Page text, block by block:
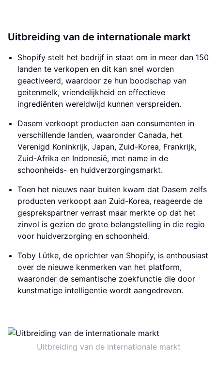
Uitbreiding van de internationale markt
Shopify stelt het bedrijf in staat om in meer dan 150
landen te verkopen en dit kan snel worden
geactiveerd, waardoor ze hun boodschap van
geitenmelk, vriendelijkheid en effectieve
ingrediënten wereldwijd kunnen verspreiden.
Dasem verkoopt producten aan consumenten in
verschillende landen, waaronder Canada, het
Verenigd Koninkrijk, Japan, Zuid-Korea, Frankrijk,
Zuid-Afrika en Indonesië, met name in de
schoonheids- en huidverzorgingsmarkt.
Toen het nieuws naar buiten kwam dat Dasem zelfs
producten verkoopt aan Zuid-Korea, reageerde de
gesprekspartner verrast maar merkte op dat het
zinvol is gezien de grote belangstelling in die regio
voor huidverzorging en schoonheid.
Toby Lütke, de oprichter van Shopify, is enthousiast
over de nieuwe kenmerken van het platform,
waaronder de semantische zoekfunctie die door
kunstmatige intelligentie wordt aangedreven.
Uitbreiding van de internationale markt